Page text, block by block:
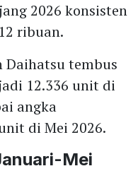
2026 konsisten
ribuan.
Daihatsu tembus
12.336 unit di
angka
di Mei 2026.
Mei